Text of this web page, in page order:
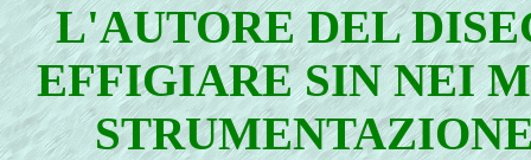
L'AUTORE DEL
EFFIGIARE SIN NEI